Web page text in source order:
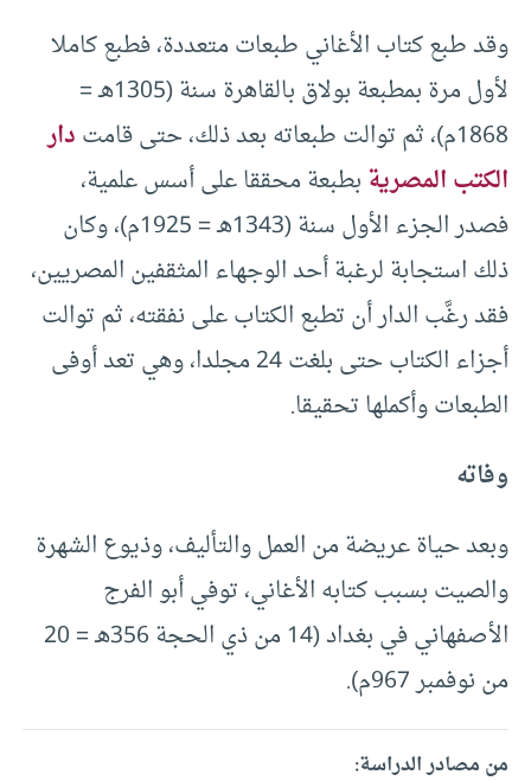
وقد طبع كتاب الأغاني طبعات متعددة، فطبع كاملا
لأول مرة بمطبعة بولاق بالقاهرة سنة (1305هـ =
1868م)، ثم توالت طبعاته بعد ذلك، حتى قامت
دار
الكتب المصريةبطبعة محققا على أسس علمية،
فصدر الجزء الأول سنة (1343هـ = 1925م)، وكان
ذلك استجابة لرغبة أحد الوجهاء المثقفين المصريين،
فقد رغَّب الدار أن تطبع الكتاب على نفقته، ثم توالت
أجزاء الكتاب حتى بلغت 24 مجلدا، وهي تعد أوفى
الطبعات وأكملها تحقيقا.
وفاته
وبعد حياة عريضة من العمل والتأليف، وذيوع الشهرة
والصيت بسبب كتابه الأغاني، توفي أبو الفرج
الأصفهاني في بغداد (14 من ذي الحجة 356هـ = 20
من نوفمبر 967م).
من مصادر الدراسة: